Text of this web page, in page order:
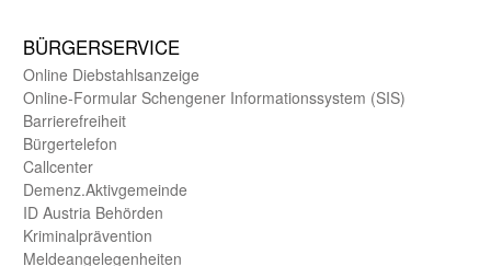
BÜRGER­SERVICE
Online Diebstahls­anzeige
Online-Formular Schengener Informationssystem (SIS)
Barriere­freiheit
Bürger­telefon
Call­center
Demenz.Aktiv­gemeinde
ID Austria Behörden
Kriminal­prävention
Melde­an­ge­le­gen­heiten